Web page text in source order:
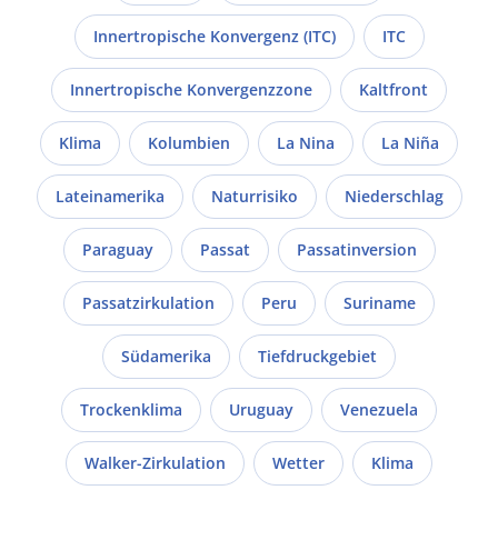
Innertropische Konvergenz (ITC) ITC
Innertropische Konvergenzzone Kaltfront
Klima Kolumbien La Nina La Niña
Lateinamerika Naturrisiko Niederschlag
Paraguay Passat Passatinversion
Passatzirkulation Peru Suriname
Südamerika Tiefdruckgebiet
Trockenklima Uruguay Venezuela
Walker-Zirkulation Wetter Klima